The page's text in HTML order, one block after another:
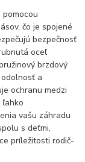
čo je spojené
bezpečnosť
oceľ
brzdový
a
ochranu medzi
ľahko
vašu záhradu
s deťmi,
príležitosti rodič-